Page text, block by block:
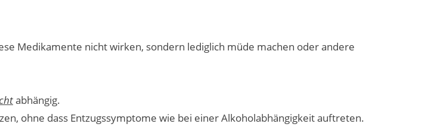
Medikamente nicht wirken, sondern lediglich müde machen oder andere
abhängig.
ohne dass Entzugssymptome wie bei einer Alkoholabhängigkeit auftreten.